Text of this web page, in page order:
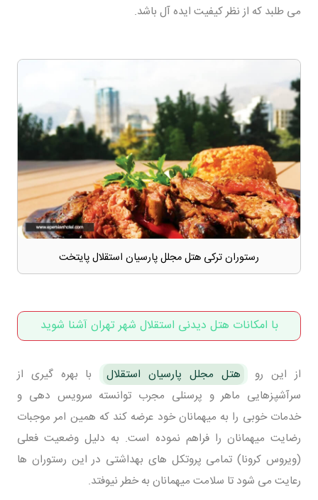
می طلبد که از نظر کیفیت ایده آل باشد.
رستوران ترکی هتل مجلل پارسیان استقلال پایتخت
با امکانات هتل دیدنی استقلال شهر تهران آشنا شوید
از این رو هتل مجلل پارسیان استقلال
با بهره گیری از
سرآشپزهایی ماهر و پرسنلی مجرب توانسته سرویس دهی و
خدمات خوبی را به میهمانان خود عرضه کند که همین امر موجبات
رضایت میهمانان را فراهم نموده است. به دلیل وضعیت فعلی
(ویروس کرونا) تمامی پروتکل های بهداشتی در این رستوران ها
رعایت می شود تا سلامت میهمانان به خطر نیوفتد.